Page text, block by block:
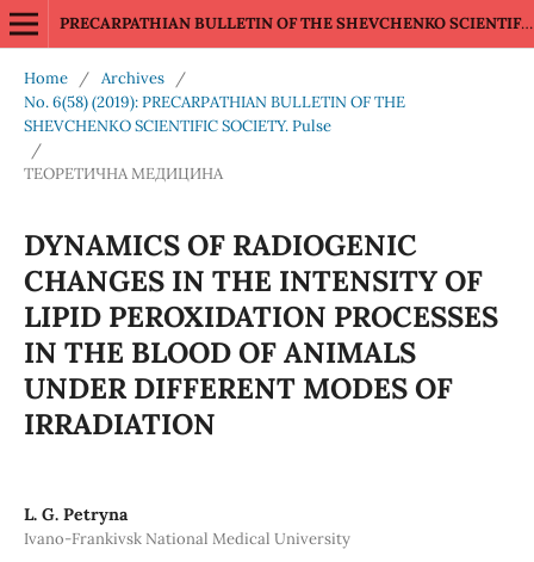
PRECARPATHIAN BULLETIN OF THE SHEVCHENKO SCIENTIFIC SOCIETY Pulse
Home / Archives
/
No. 6(58) (2019): PRECARPATHIAN BULLETIN OF THE
SHEVCHENKO SCIENTIFIC SOCIETY. Pulse
/
ТЕОРЕТИЧНА МЕДИЦИНА
DYNAMICS OF RADIOGENIC
CHANGES IN THE INTENSITY OF
LIPID PEROXIDATION PROCESSES
IN THE BLOOD OF ANIMALS
UNDER DIFFERENT MODES OF
IRRADIATION
L. G. Petryna
Ivano-Frankivsk National Medical University